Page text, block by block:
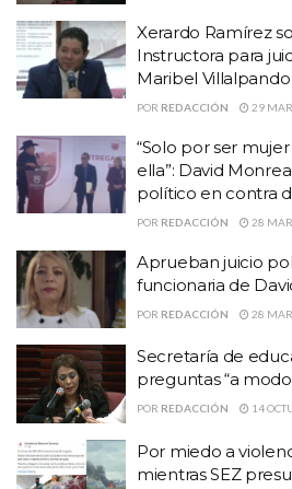
Xerardo Ramírez
Instructora para
Maribel Villalpando
POR REDACCIÓN 29
“Solo por ser
ella”: David
político en contra
POR REDACCIÓN 28
Aprueban juicio
funcionaria de
POR REDACCIÓN 28
Secretaría de
preguntas “a
POR REDACCIÓN 14
Por miedo a
mientras SEZ